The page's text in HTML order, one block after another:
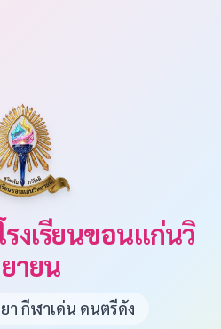
รงเรียนขอนแก่นวิ
ายน
า กีฬาเด่น ดนตรีดัง